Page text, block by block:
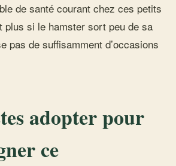
de santé courant chez ces petits
plus si le hamster sort peu de sa
pas de suffisamment d’occasions
adopter pour
ce